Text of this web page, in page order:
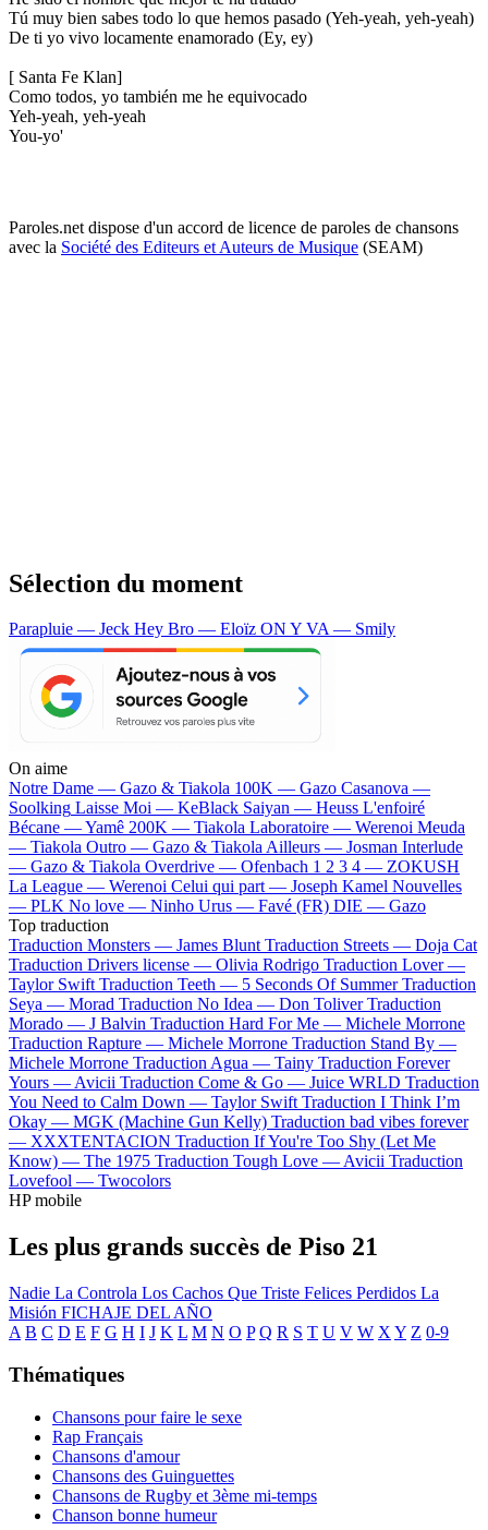
Tú muy bien sabes todo lo que hemos pasado (Yeh-yeah, yeh-yeah)
De ti yo vivo locamente enamorado (Ey, ey)
[ Santa Fe Klan]
Como todos, yo también me he equivocado
Yeh-yeah, yeh-yeah
You-yo'
Paroles.net dispose d'un accord de licence de paroles de chansons
avec la Société des Editeurs et Auteurs de Musique (SEAM)
Sélection du moment
Parapluie — Jeck Hey Bro — Eloïz ON Y VA — Smily
On aime
Notre Dame — Gazo & Tiakola 100K — Gazo Casanova —
Soolking Laisse Moi — KeBlack Saiyan — Heuss L'enfoiré
Bécane —Yamê 200K — Tiakola Laboratoire — Werenoi Meuda
— Tiakola Outro — Gazo & TiakolaAilleurs — Josman Interlude
— Gazo & Tiakola Overdrive — Ofenbach 1 2 3 4 — ZOKUSH
La League — Werenoi Celui qui part — Joseph Kamel Nouvelles
— PLK No love — Ninho Urus — Favé (FR) DIE — Gazo
Top traduction
Traduction Monsters — James Blunt Traduction Streets — Doja Cat
Traduction Drivers license — Olivia Rodrigo Traduction Lover —
Taylor Swift Traduction Teeth — 5 Seconds Of Summer Traduction
Seya — Morad Traduction No Idea — Don Toliver Traduction
Morado — J Balvin Traduction Hard For Me — Michele Morrone
Traduction Rapture — Michele Morrone Traduction Stand By —
Michele Morrone Traduction Agua — Tainy Traduction Forever
Yours —Avicii Traduction Come & Go — Juice WRLD Traduction
You Need to Calm Down — Taylor Swift Traduction I Think I’m
Okay — MGK (Machine Gun Kelly) Traduction bad vibes forever
— XXXTENTACION Traduction If You're Too Shy (Let Me
Know) — The 1975 Traduction Tough Love —Avicii Traduction
Lovefool — Twocolors
HP mobile
Les plus grands succès de Piso 21
Nadie La Controla Los Cachos Que Triste Felices Perdidos La
Misión FICHAJE DEL AÑO
A B C D E F G H I J K L M N O P Q R S T U V W X Y Z 0-9
Thématiques
Chansons pour faire le sexe
Rap Français
Chansons d'amour
Chansons des Guinguettes
Chansons de Rugby et 3ème mi-temps
Chanson bonne humeur